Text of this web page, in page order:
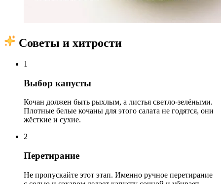
Советы и хитрости
1
Выбор капусты
Кочан должен быть рыхлым, а листья светло-зелёными.
Плотные белые кочаны для этого салата не годятся, они
жёсткие и сухие.
2
Перетирание
Не пропускайте этот этап. Именно ручное перетирание